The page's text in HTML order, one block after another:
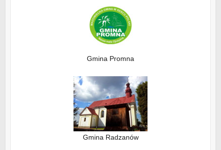
Gmina Promna
Gmina Radzanów